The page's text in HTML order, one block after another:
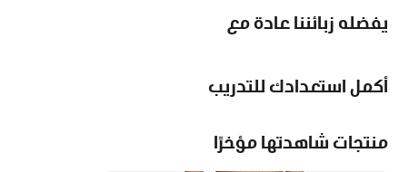
يفضله زبائننا عادة مع
أكمل استعدادك للتدريب
منتجات شاهدتها مؤخرًا